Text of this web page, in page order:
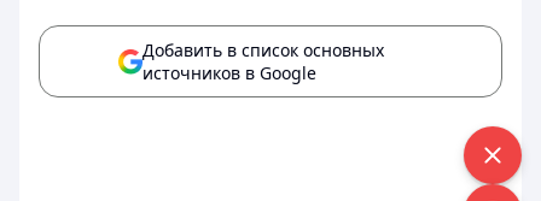
Добавить в список основных
источников в Google